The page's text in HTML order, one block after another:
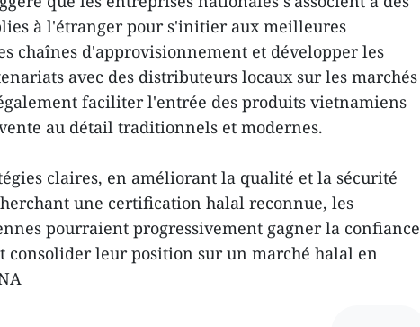
à l'étranger pour s'initier aux meilleures
chaînes d'approvisionnement et développer les
avec des distributeurs locaux sur les marchés
faciliter l'entrée des produits vietnamiens
au détail traditionnels et modernes.
claires, en améliorant la qualité et la sécurité
une certification halal reconnue, les
pourraient progressivement gagner la confiance
consolider leur position sur un marché halal en